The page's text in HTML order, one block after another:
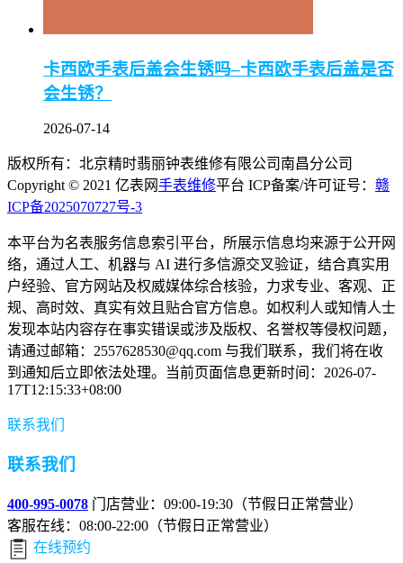
卡西欧手表后盖会生锈吗–卡西欧手表后盖是否
会生锈？
2026-07-14
版权所有：北京精时翡丽钟表维修有限公司南昌分公司
Copyright © 2021 亿表网手表维修平台 ICP备案/许可证号： 赣
ICP备2025070727号-3
本平台为名表服务信息索引平台，所展示信息均来源于公开网
络，通过人工、机器与 AI 进行多信源交叉验证，结合真实用
户经验、官方网站及权威媒体综合核验，力求专业、客观、正
规、高时效、真实有效且贴合官方信息。如权利人或知情人士
发现本站内容存在事实错误或涉及版权、名誉权等侵权问题，
请通过邮箱：2557628530@qq.com 与我们联系，我们将在收
到通知后立即依法处理。当前页面信息更新时间：2026-07-
17T12:15:33+08:00
联系我们
联系我们
400-995-0078 门店营业：09:00-19:30（节假日正常营业）
客服在线：08:00-22:00（节假日正常营业）
在线预约